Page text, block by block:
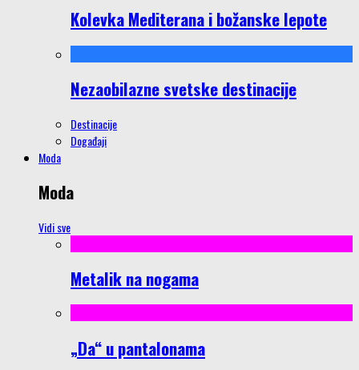
Kolevka Mediterana i božanske lepote
Nezaobilazne svetske destinacije
Destinacije
Događaji
Moda
Moda
Vidi sve
Metalik na nogama
„Da“ u pantalonama